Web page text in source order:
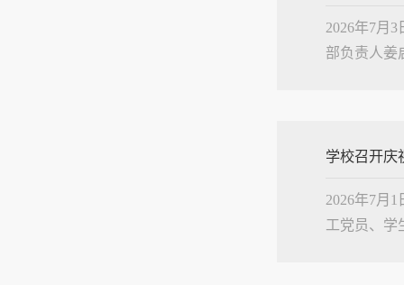
2026年7月
部负责人姜
学校召开庆
2026年7月
工党员、学